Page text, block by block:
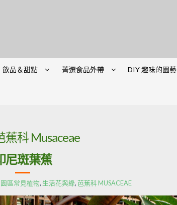
飲品＆甜點 菁選食品外帶 DIY 趣味的園藝
蕉科 Musaceae
尼斑葉蕉
園區常見植物, 生活花與綠,芭蕉科 MUSACEAE